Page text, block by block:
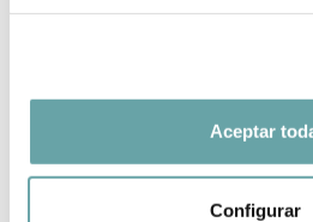
Aceptar
Configurar